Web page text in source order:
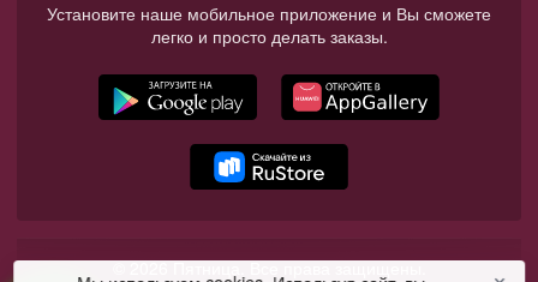
Установите наше мобильное приложение и Вы сможете
легко и просто делать заказы.
© 2026 Пятница. Все права защищены.